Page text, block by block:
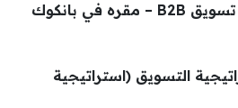
3. مطلوب استراتيجي تسويق B2B – مقره في بانكوك
التسويق (استراتيجية